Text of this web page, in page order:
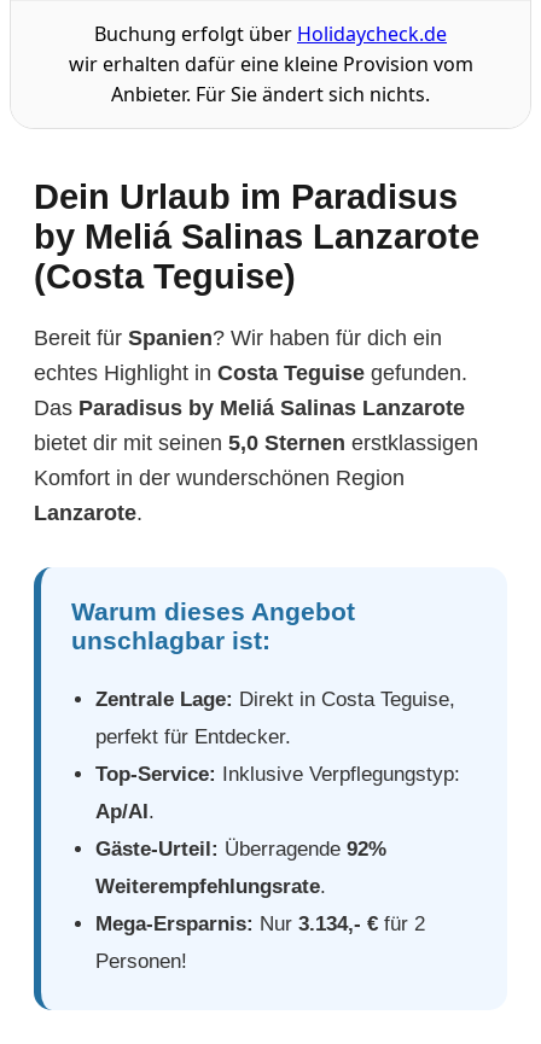
Buchung erfolgt über Holidaycheck.de
wir erhalten dafür eine kleine Provision vom
Anbieter. Für Sie ändert sich nichts.
Dein Urlaub im Paradisus
by Meliá Salinas Lanzarote
(Costa Teguise)
Bereit für Spanien? Wir haben für dich ein
echtes Highlight in Costa Teguise gefunden.
Das Paradisus by Meliá Salinas Lanzarote
bietet dir mit seinen 5,0 Sternen erstklassigen
Komfort in der wunderschönen Region
Lanzarote.
Warum dieses Angebot
unschlagbar ist:
Zentrale Lage: Direkt in Costa Teguise,
perfekt für Entdecker.
Top-Service: Inklusive Verpflegungstyp:
Ap/AI.
Gäste-Urteil: Überragende 92%
Weiterempfehlungsrate.
Mega-Ersparnis: Nur 3.134,- € für 2
Personen!